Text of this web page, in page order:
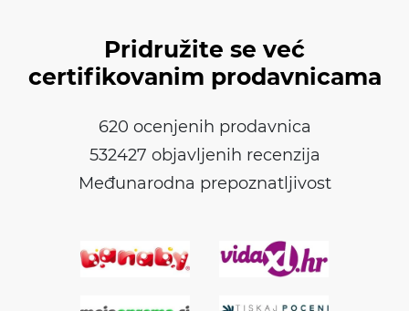
Pridružite se već
certifikovanim prodavnicama
620 ocenjenih prodavnica
532427 objavljenih recenzija
Međunarodna prepoznatljivost